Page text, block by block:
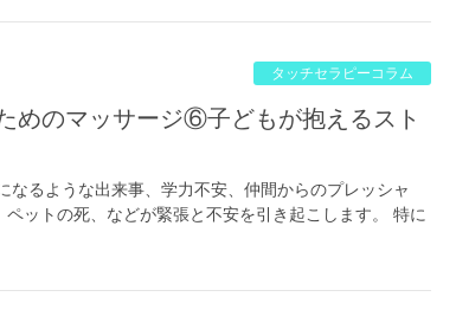
タッチセラピーコラム
るような出来事、学力不安、仲間からのプレッシャ
ットの死、などが緊張と不安を引き起こします。 特に